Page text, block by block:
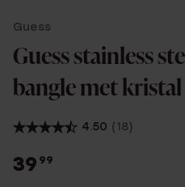
Guess
Guess stainless
bangle met
4.50 (18)
39 99